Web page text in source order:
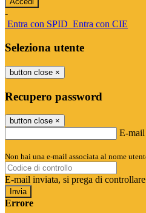
-
Entra con SPID Entra con CIE
Seleziona utente
button close ×
Recupero password
button close ×
E-mail
Non hai una e-mail associata al nome
E-mail inviata, si prega di
Errore